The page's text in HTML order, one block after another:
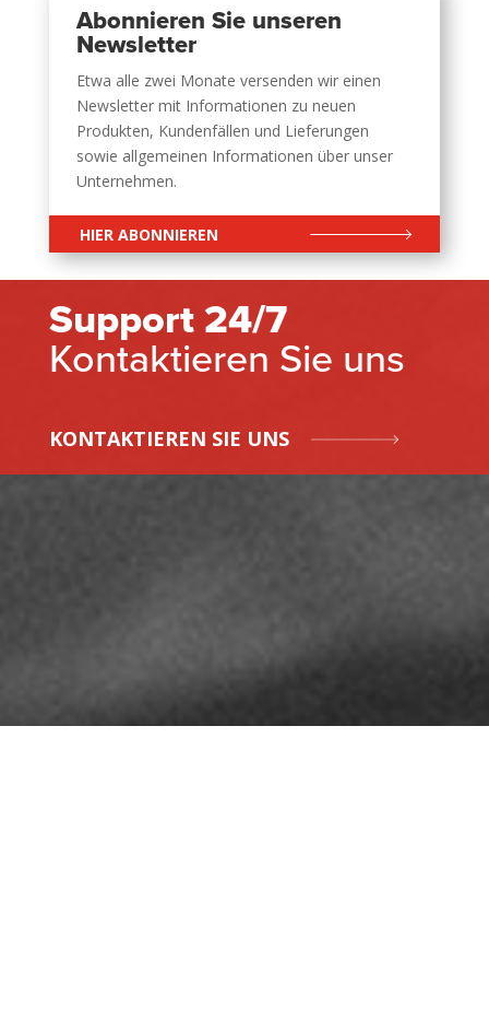
Abonnieren Sie unseren
Newsletter
Etwa alle zwei Monate versenden wir einen
Newsletter mit Informationen zu neuen
Produkten, Kundenfällen und Lieferungen
sowie allgemeinen Informationen über unser
Unternehmen.
HIER ABONNIEREN
Support 24/7
Kontaktieren Sie uns
KONTAKTIEREN SIE UNS